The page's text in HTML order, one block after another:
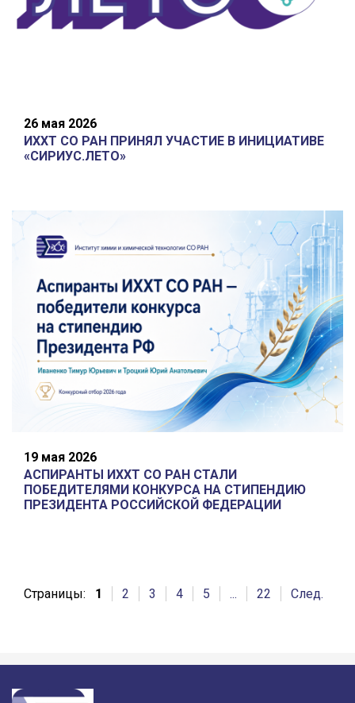
26 мая 2026
ИХХТ СО РАН ПРИНЯЛ УЧАСТИЕ В ИНИЦИАТИВЕ
«СИРИУС.ЛЕТО»
19 мая 2026
АСПИРАНТЫ ИХХТ СО РАН СТАЛИ
ПОБЕДИТЕЛЯМИ КОНКУРСА НА СТИПЕНДИЮ
ПРЕЗИДЕНТА РОССИЙСКОЙ ФЕДЕРАЦИИ
Страницы: 1 2 3 4 5 ... 22 След.